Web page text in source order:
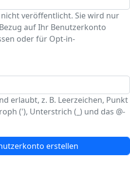
veröffentlicht. Sie wird nur
auf Ihr Benutzerkonto
oder für Opt-in-
erlaubt, z. B. Leerzeichen, Punkt
('), Unterstrich (_) und das @-